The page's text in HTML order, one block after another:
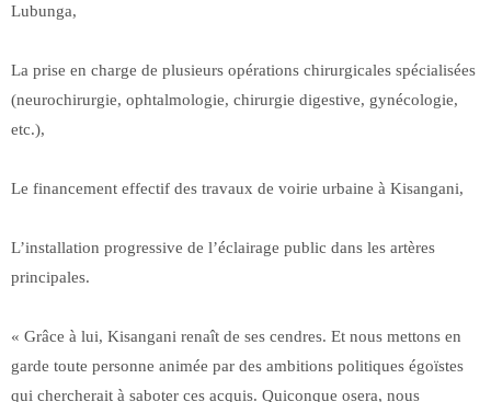
Lubunga,
La prise en charge de plusieurs opérations chirurgicales spécialisées
(neurochirurgie, ophtalmologie, chirurgie digestive, gynécologie,
etc.),
Le financement effectif des travaux de voirie urbaine à Kisangani,
L’installation progressive de l’éclairage public dans les artères
principales.
« Grâce à lui, Kisangani renaît de ses cendres. Et nous mettons en
garde toute personne animée par des ambitions politiques égoïstes
qui chercherait à saboter ces acquis. Quiconque osera, nous